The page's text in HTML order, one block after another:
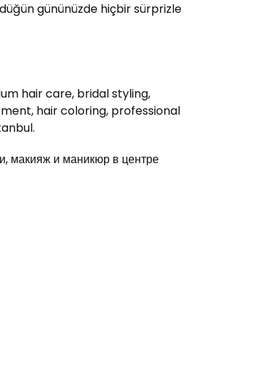
gününüzde hiçbir sürprizle
hair care, bridal styling,
hair coloring, professional
макияж и маникюр в центре